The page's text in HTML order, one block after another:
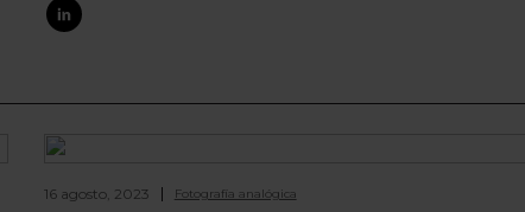
16 agosto, 2023 Fotografía analógica